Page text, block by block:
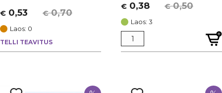
€0,70
Algne
hind
oli:
€ 0,70.
€ 0,53
Current
price
is:
€ 0,53.
Laos: 0
TELLI TEAVITUS
€0,50
Algne
hind
oli:
€ 0,50.
€ 0,38
Current
price
is:
€ 0,38.
Laos: 3